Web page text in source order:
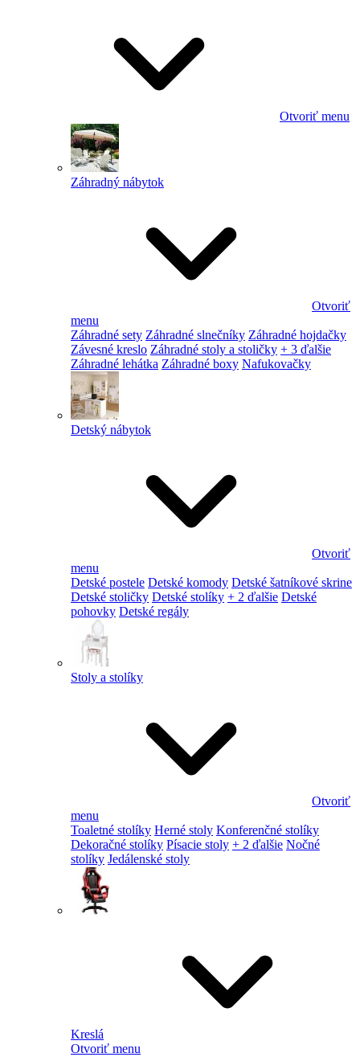
Otvoriť menu
Záhradný nábytok
Otvoriť
menu
Záhradné sety Záhradné slnečníky Záhradné hojdačky
Závesné kreslo Záhradné stoly a stoličky + 3 ďalšie
Záhradné lehátka Záhradné boxy Nafukovačky
Detský nábytok
Otvoriť
menu
Detské postele Detské komody Detské šatníkové skrine
Detské stoličky Detské stolíky + 2 ďalšie Detské
pohovky Detské regály
Stoly a stolíky
Otvoriť
menu
Toaletné stolíky Herné stoly Konferenčné stolíky
Dekoračné stolíky Písacie stoly + 2 ďalšie Nočné
stolíky Jedálenské stoly
Kreslá
Otvoriť menu